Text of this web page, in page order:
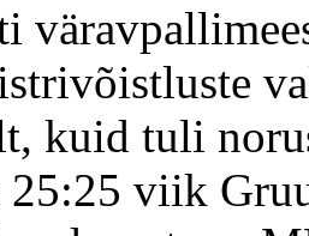
kuid tuli
viik